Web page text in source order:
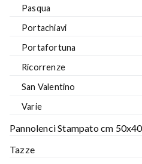
Pasqua
Portachiavi
Portafortuna
Ricorrenze
San Valentino
Varie
Pannolenci Stampato cm 50x40
Tazze